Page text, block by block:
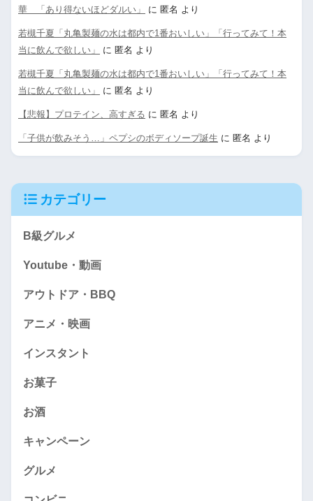
華 「あり得ないほどダルい」
に 匿名 より
若槻千夏「丸亀製麺の水は都内で1番おいしい」「行ってみて！本
当に飲んで欲しい」
に 匿名 より
若槻千夏「丸亀製麺の水は都内で1番おいしい」「行ってみて！本
当に飲んで欲しい」
に 匿名 より
【悲報】プロテイン、高すぎる に 匿名 より
「子供が飲みそう…」ペプシのボディソープ誕生 に 匿名 より
カテゴリー
B級グルメ
Youtube・動画
アウトドア・BBQ
アニメ・映画
インスタント
お菓子
お酒
キャンペーン
グルメ